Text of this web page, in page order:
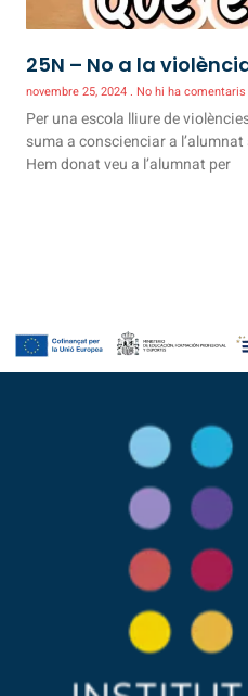
25N – No a la
novembre 25, 2024 No hi ha comentaris
Per una escola lliure de
suma a conscienciar a
Hem donat veu a l’alumnat per